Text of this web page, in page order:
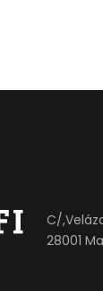
C/
28001